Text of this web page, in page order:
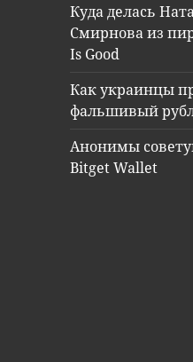
Куда делась
Смирнова из
Is Good
Как украинцы
фальшивый
Анонимы
Bitget Wallet